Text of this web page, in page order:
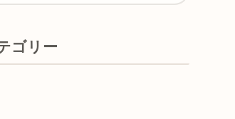
んでたら疑問に思うとこ...
終了 年利7%に釣...
対殺到
ゴリー